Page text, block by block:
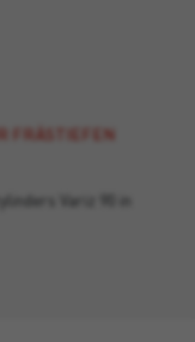
FRÄSTIEFEN
Variz 90 in